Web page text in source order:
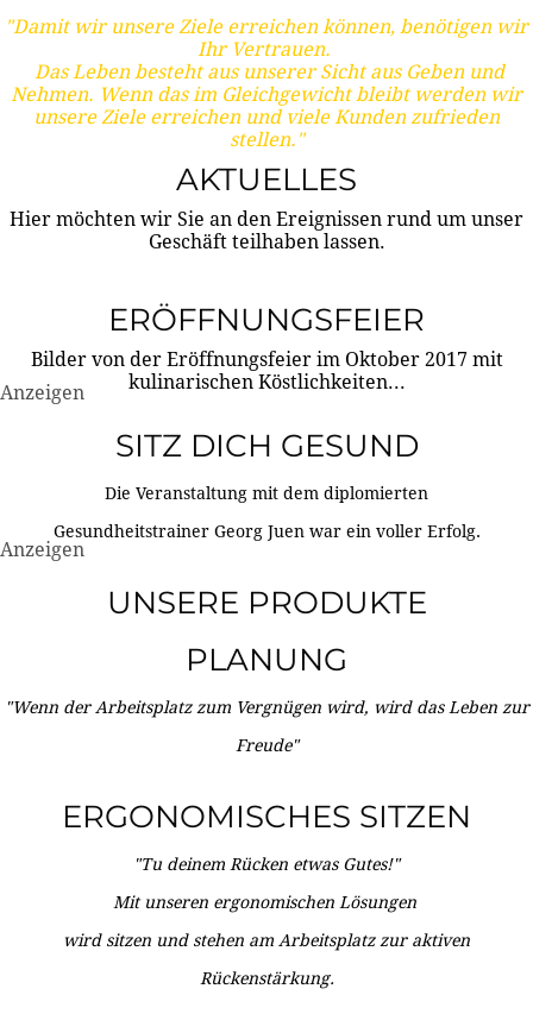
"Damit wir unsere Ziele erreichen können, benötigen wir
Ihr Vertrauen.
Das Leben besteht aus unserer Sicht aus Geben und
Nehmen. Wenn das im Gleichgewicht bleibt werden wir
unsere Ziele erreichen und viele Kunden zufrieden
stellen."
AKTUELLES
Hier möchten wir Sie an den Ereignissen rund um unser
Geschäft teilhaben lassen.
ERÖFFNUNGSFEIER
Bilder von der Eröffnungsfeier im Oktober 2017 mit
kulinarischen Köstlichkeiten...
Anzeigen
SITZ DICH GESUND
Die Veranstaltung mit dem diplomierten
Gesundheitstrainer Georg Juen war ein voller Erfolg.
Anzeigen
UNSERE PRODUKTE
PLANUNG
"Wenn der Arbeitsplatz zum Vergnügen wird, wird das Leben zur
Freude"
ERGONOMISCHES SITZEN
"Tu deinem Rücken etwas Gutes!"
Mit unseren ergonomischen Lösungen
wird sitzen und stehen am Arbeitsplatz zur aktiven
Rückenstärkung.